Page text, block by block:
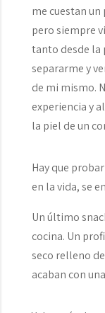
me cuestan un
pero siempre
tanto desde la
separarme y
de mi mismo.
experiencia y
la piel de un
Hay que
en la vida, se
Un último
cocina. Un
seco relleno
acaban con